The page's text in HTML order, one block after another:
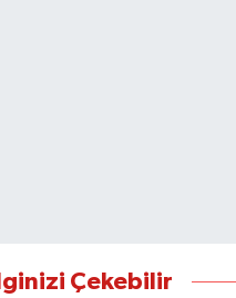
Çekebilir